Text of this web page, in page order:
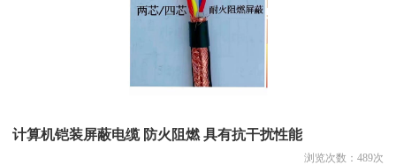
计算机铠装屏蔽电缆 防火阻燃 具有抗干扰性能
浏览次数： 489次